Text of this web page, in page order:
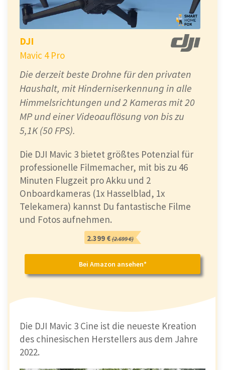
DJI
Mavic 4 Pro
Die derzeit beste Drohne für den privaten
Haushalt, mit Hinderniserkennung in alle
Himmelsrichtungen und 2 Kameras mit 20
MP und einer Videoauflösung von bis zu
5,1K (50 FPS).
Die DJI Mavic 3 bietet größtes Potenzial für
professionelle Filmemacher, mit bis zu 46
Minuten Flugzeit pro Akku und 2
Onboardkameras (1x Hasselblad, 1x
Telekamera) kannst Du fantastische Filme
und Fotos aufnehmen.
2.399 €(2.699 €)
Bei Amazon ansehen*
Die DJI Mavic 3 Cine ist die neueste Kreation
des chinesischen Herstellers aus dem Jahre
2022.